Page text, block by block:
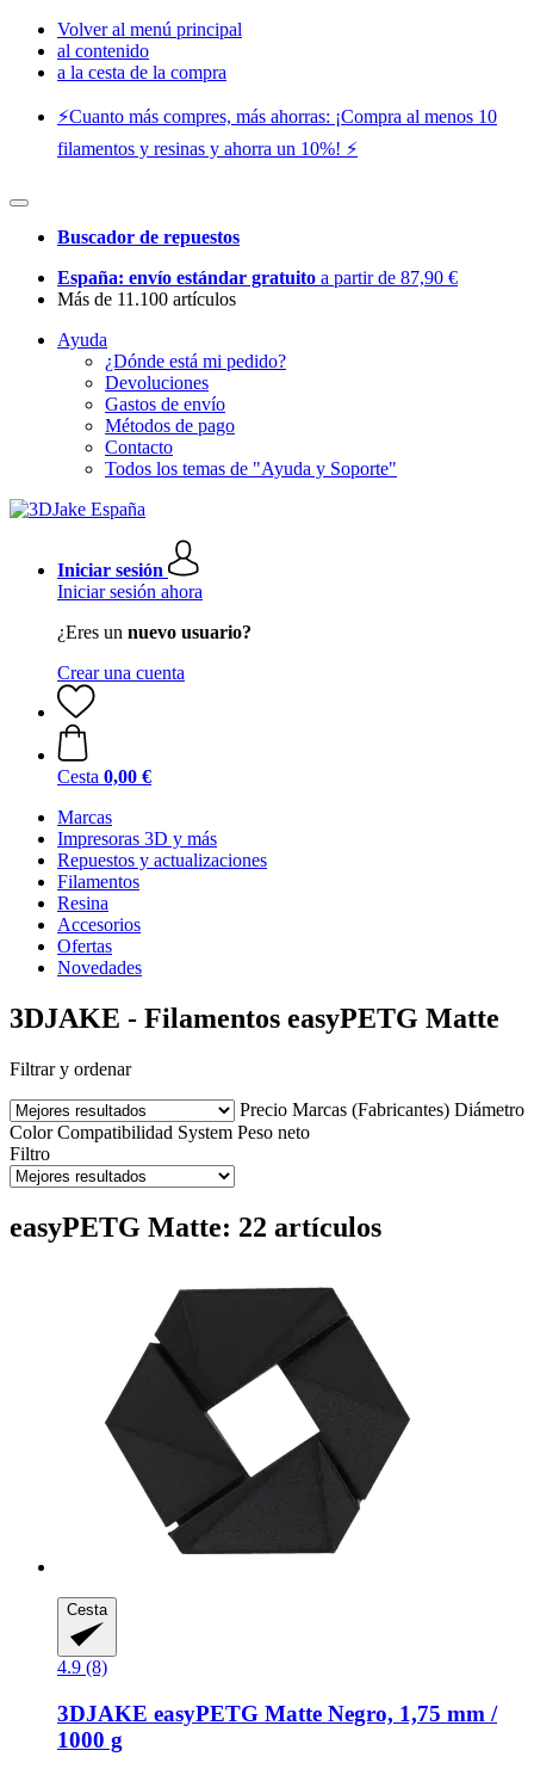
Volver al menú principal
al contenido
a la cesta de la compra
⚡️Cuanto más compres, más ahorras: ¡Compra al menos 10
filamentos y resinas y ahorra un 10%! ⚡️
Buscador de repuestos
España: envío estándar gratuito a partir de 87,90 €
Más de 11.100 artículos
Ayuda
¿Dónde está mi pedido?
Devoluciones
Gastos de envío
Métodos de pago
Contacto
Todos los temas de "Ayuda y Soporte"
Iniciar sesión
Iniciar sesión ahora
¿Eres un nuevo usuario?
Crear una cuenta
Cesta 0,00 €
Marcas
Impresoras 3D y más
Repuestos y actualizaciones
Filamentos
Resina
Accesorios
Ofertas
Novedades
3DJAKE - Filamentos easyPETG Matte
Filtrar y ordenar
Precio Marcas (Fabricantes) Diámetro
Color Compatibilidad System Peso neto
Filtro
easyPETG Matte: 22 artículos
Cesta
4.9 (8)
3DJAKE easyPETG Matte Negro, 1,75 mm /
1000 g